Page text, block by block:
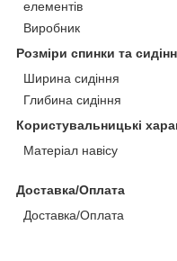
елементів
Виробник
Розміри спинки та
Ширина сидіння
Глибина сидіння
Користувальницькі
Матеріал навісу
Доставка/Оплата
Доставка/Оплата